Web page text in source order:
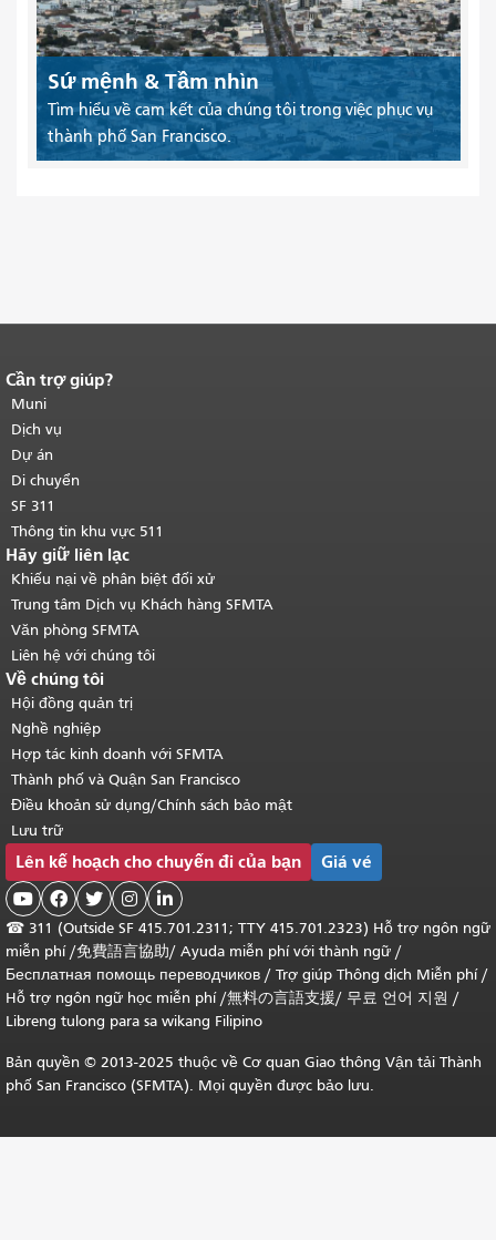
Sứ mệnh & Tầm nhìn
Tìm hiểu về cam kết của chúng tôi trong việc phục vụ
thành phố San Francisco.
Kết thúc nội dung trang.
của trang này được lặp lại trên mọi
trang.Quay lại đầu trang nội dung
chính.
Cần trợ giúp?
Muni
Dịch vụ
Dự án
Di chuyển
SF 311
Thông tin khu vực 511
Hãy giữ liên lạc
Khiếu nại về phân biệt đối xử
Trung tâm Dịch vụ Khách hàng SFMTA
Văn phòng SFMTA
Liên hệ với chúng tôi
Về chúng tôi
Hội đồng quản trị
Nghề nghiệp
Hợp tác kinh doanh với SFMTA
Thành phố và Quận San Francisco
Điều khoản sử dụng/Chính sách bảo mật
Lưu trữ
Lên kế hoạch cho chuyến đi của bạn Giá vé
    
☎ 311 (Outside SF 415.701.2311; TTY 415.701.2323) Hỗ trợ ngôn ngữ
miễn phí /免費語言協助/ Ayuda miễn phí với thành ngữ /
Бесплатная помощь переводчиков / Trợ giúp Thông dịch Miễn phí/
Hỗ trợ ngôn ngữ học miễn phí/無料の言語支援/ 무료 언어 지원 /
Libreng tulong para sa wikang Filipino
Bản quyền © 2013-2025 thuộc về Cơ quan Giao thông Vận tải Thành
phố San Francisco (SFMTA). Mọi quyền được bảo lưu.